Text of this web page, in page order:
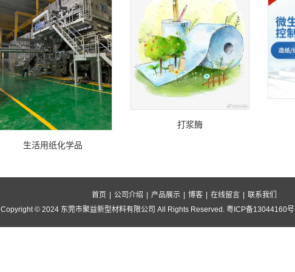
生活用纸化学品
打浆酶
首页 公司介绍 产品展示 博客 在线留言
联系我们
Copyright © 2024 东莞市聚益新型材料有限公司 All Rights Reserved. 粤ICP备13044160号